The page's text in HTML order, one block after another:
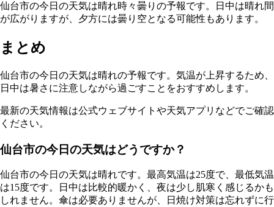
仙台市の今日の天気は晴れ時々曇りの予報です。日中は晴れ間
が広がりますが、夕方には曇り空となる可能性もあります。
まとめ
仙台市の今日の天気は晴れの予報です。気温が上昇するため、
日中は暑さに注意しながら過ごすことをおすすめします。
最新の天気情報は公式ウェブサイトや天気アプリなどでご確認
ください。
仙台市の今日の天気はどうですか？
仙台市の今日の天気は晴れです。最高気温は25度で、最低気温
は15度です。日中は比較的暖かく、夜は少し肌寒く感じるかも
しれません。傘は必要ありませんが、日焼け対策は忘れずに行